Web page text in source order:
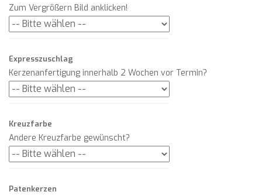
Zum Vergrößern Bild anklicken!
Expresszuschlag
Kerzenanfertigung innerhalb 2 Wochen vor Termin?
Kreuzfarbe
Andere Kreuzfarbe gewünscht?
Patenkerzen